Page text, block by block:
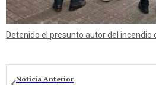
Detenido el presunto autor del incendio
Noticia Anterior